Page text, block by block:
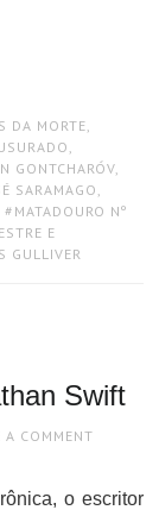
DA MORTE
GONTCHARÓV
SARAMAGO
, MATADOURO Nº
E
GULLIVER
Swift
A COMMENT
o escritor